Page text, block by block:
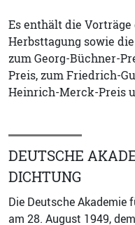
Es enthält die
Herbsttagung sowie
zum Georg-Büchner-
Preis, zum Friedrich-
Heinrich-Merck-Preis
DEUTSCHE
DICHTUNG
Die Deutsche Akademie
am 28. August 1949,